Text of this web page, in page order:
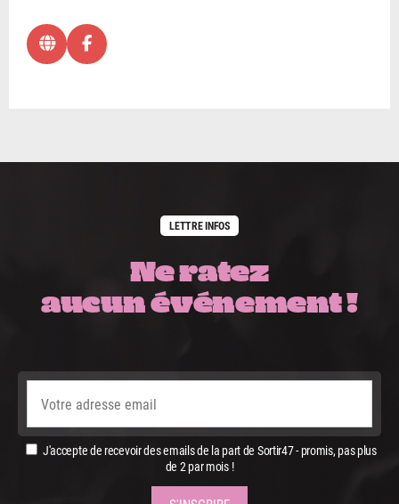
LETTRE INFOS
Ne ratez
aucun événement !
J'accepte de recevoir des emails de la part de Sortir47 - promis, pas plus
de 2 par mois !